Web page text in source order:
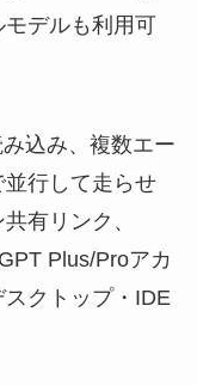
デルも利用可
込み、複数エー
行して走らせ
有リンク、
Plus/Proアカ
クトップ・IDE